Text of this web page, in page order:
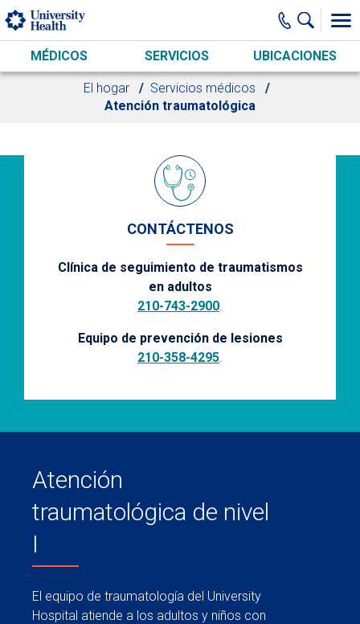
Skip to main content
MÉDICOS SERVICIOS UBICACIONES
El hogar
Servicios médicos
Atención traumatológica
CONTÁCTENOS
Clínica de seguimiento de traumatismos
en adultos
210-743-2900.
Equipo de prevención de lesiones
210-358-4295.
Atención
traumatológica de nivel
I
El equipo de traumatología del University
Hospital atiende a los adultos y niños con